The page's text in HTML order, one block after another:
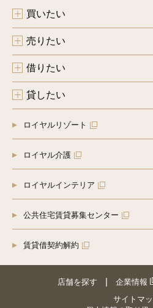
買いたい
売りたい
借りたい
貸したい
ロイヤルリゾート
ロイヤル介護
ロイヤルインテリア
公共住宅賃貸募集センター
賃貸借契約解約
店舗を探す 企業情報
サイトマ